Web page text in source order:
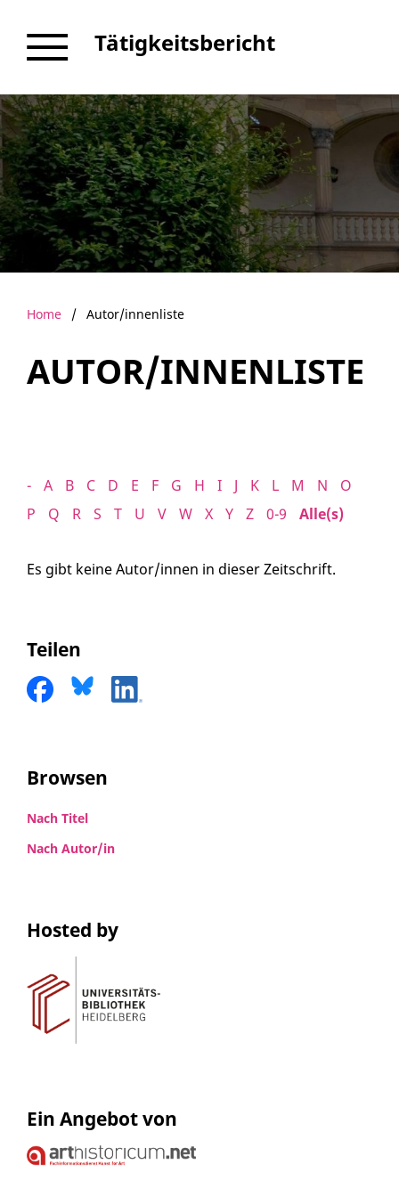
Tätigkeitsbericht
Home / Autor/innenliste
AUTOR/INNENLISTE
- A B C D E F G H I J K L M N
O
P
Q R S T U V W X Y Z 0-9 Alle(s)
Es gibt keine Autor/innen in dieser Zeitschrift.
Teilen
Browsen
Nach Titel
Nach Autor/in
Hosted by
Ein Angebot von